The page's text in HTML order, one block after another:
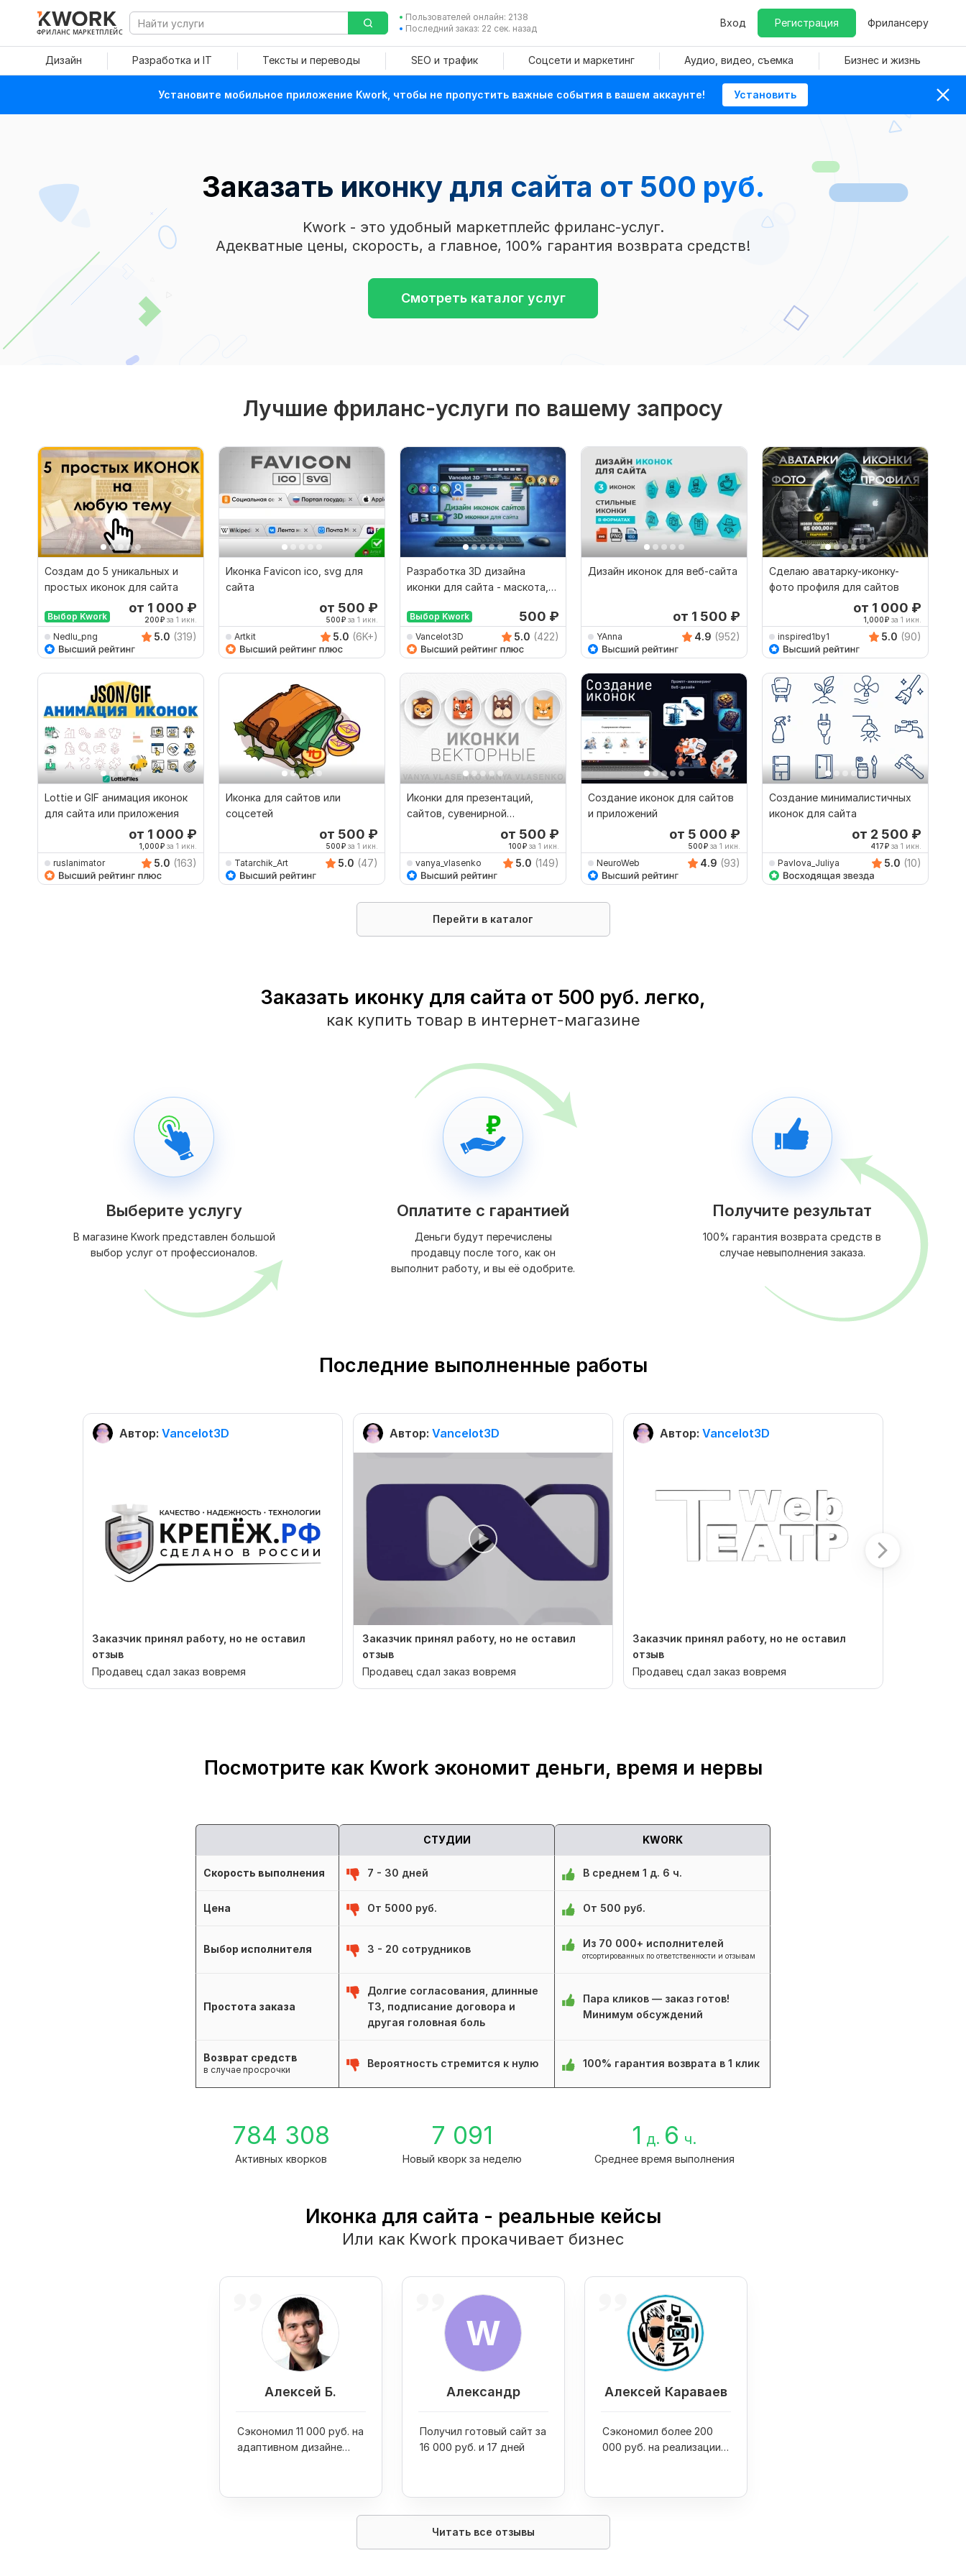
ФРИЛАНС МАРКЕТПЛЕЙС
Пользователей онлайн: 2138
Последний заказ: 22 сек. назад
Вход Регистрация Фрилансеру
Дизайн Разработка и IT Тексты и переводы SEO и трафик Соцсети и маркетинг Аудио, видео, съемка Бизнес и жизнь
Установите мобильное приложение Kwork, чтобы не пропустить важные события в вашем аккаунте! Установить
Заказать иконку для сайта от 500 руб.
Kwork - это удобный маркетплейс фриланс-услуг.
Адекватные цены, скорость, а главное, 100% гарантия возврата средств!
Смотреть каталог услуг
Лучшие фриланс-услуги по вашему запросу
Создам до 5 уникальных и
простых иконок для сайта
Выбор Kwork
от 1 000 ₽
200₽ за 1 икн.
Nedlu_png 5.0 (319)
Иконка Favicon ico, svg для
сайта
от 500 ₽
500₽ за 1 икн.
Artkit 5.0 (6K+)
Разработка 3D дизайна
иконки для сайта - маскота,
Выбор Kwork 500 ₽
Vancelot3D 5.0 (422)
Дизайн иконок для веб-сайта
от 1 500 ₽
YAnna 4.9 (952)
Сделаю аватарку-иконку-
фото профиля для сайтов
от 1 000 ₽
1,000₽ за 1 икн.
inspired1by1 5.0 (90)
Lottie и GIF анимация иконок
для сайта или приложения
от 1 000 ₽
1,000₽ за 1 икн.
ruslanimator 5.0 (163)
Иконка для сайтов или
соцсетей
от 500 ₽
500₽ за 1 икн.
Tatarchik_Art 5.0 (47)
Иконки для презентаций,
сайтов, сувенирной
продукции, Faviconот 500 ₽
100₽ за 1 икн.
vanya_vlasenko 5.0 (149)
Создание иконок для сайтов
и приложений
от 5 000 ₽
500₽ за 1 икн.
NeuroWeb 4.9 (93)
Создание минималистичных
иконок для сайта
от 2 500 ₽
417₽ за 1 икн.
Pavlova_Juliya 5.0 (10)
Перейти в каталог
Заказать иконку для сайта от 500 руб. легко,
как купить товар в интернет-магазине
Выберите услугу
В магазине Kwork представлен большой
выбор услуг от профессионалов.
Оплатите с гарантией
Деньги будут перечислены
продавцу после того, как он
выполнит работу, и вы её одобрите.
Получите результат
100% гарантия возврата средств в
случае невыполнения заказа.
Последние выполненные работы
Автор: Vancelot3D
Заказчик принял работу, но не оставил
отзыв
Продавец сдал заказ вовремя
Автор: Vancelot3D
Заказчик принял работу, но не оставил
отзыв
Продавец сдал заказ вовремя
Автор: Vancelot3D
Заказчик принял работу, но не оставил
отзыв
Продавец сдал заказ вовремя
Посмотрите как Kwork экономит деньги, время и нервы
СТУДИИ KWORK
Скорость выполнения 7 - 30 дней В среднем 1 д. 6 ч.
Цена От 5000 руб. От 500 руб.
Выбор исполнителя 3 - 20 сотрудников Из 70 000+ исполнителей
отсортированных по ответственности и отзывам
Простота заказа
Долгие согласования, длинные
ТЗ, подписание договора и
другая головная боль
Пара кликов — заказ готов!
Минимум обсуждений
Возврат средств
в случае просрочки
Вероятность стремится к нулю 100% гарантия возврата в 1 клик
784 308
Активных кворков
7 091
Новый кворк за неделю
1 д. 6 ч.
Среднее время выполнения
Иконка для сайта - реальные кейсы
Или как Kwork прокачивает бизнес
Алексей Б.
Сэкономил 11 000 руб. на
адаптивном дизайне
W
Александр
Получил готовый сайт за
16 000 руб. и 17 дней
Алексей Караваев
Сэкономил более 200
000 руб. на реализации
Читать все отзывы